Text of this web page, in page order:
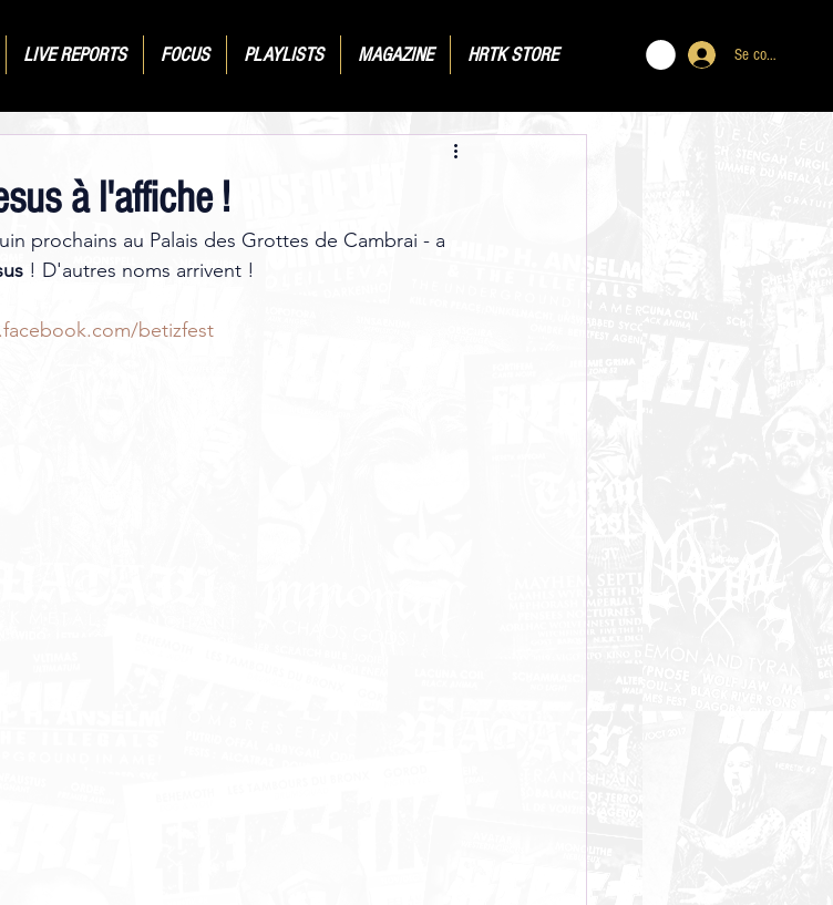
Se connecter
LIVE REPORTS FOCUS PLAYLISTS MAGAZINE HRTK STORE
à l'affiche !
prochains au Palais des Grottes de Cambrai - a
! D'autres noms arrivent !
betizfest